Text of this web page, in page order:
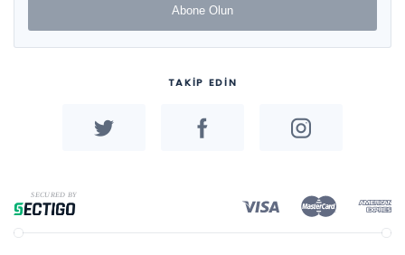
Abone Olun
TAKİP EDİN